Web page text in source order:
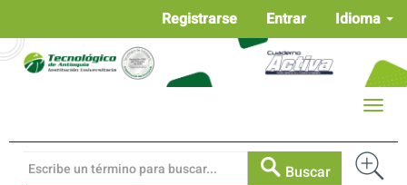
Contenido
principal
Idioma
Registrarse Entrar
Buscar
Toggle